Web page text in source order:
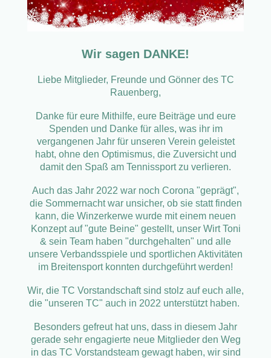
Wir sagen DANKE!
Liebe Mitglieder, Freunde und Gönner des TC
Rauenberg,
Danke für eure Mithilfe, eure Beiträge und eure
Spenden und Danke für alles, was ihr im
vergangenen Jahr für unseren Verein geleistet
habt, ohne den Optimismus, die Zuversicht und
damit den Spaß am Tennissport zu verlieren.
Auch das Jahr 2022 war noch Corona "geprägt",
die Sommernacht war unsicher, ob sie statt finden
kann, die Winzerkerwe wurde mit einem neuen
Konzept auf "gute Beine" gestellt, unser Wirt Toni
& sein Team haben "durchgehalten" und alle
unsere Verbandsspiele und sportlichen Aktivitäten
im Breitensport konnten durchgeführt werden!
Wir, die TC Vorstandschaft sind stolz auf euch alle,
die "unseren TC" auch in 2022 unterstützt haben.
Besonders gefreut hat uns, dass in diesem Jahr
gerade sehr engagierte neue Mitglieder den Weg
in das TC Vorstandsteam gewagt haben, wir sind